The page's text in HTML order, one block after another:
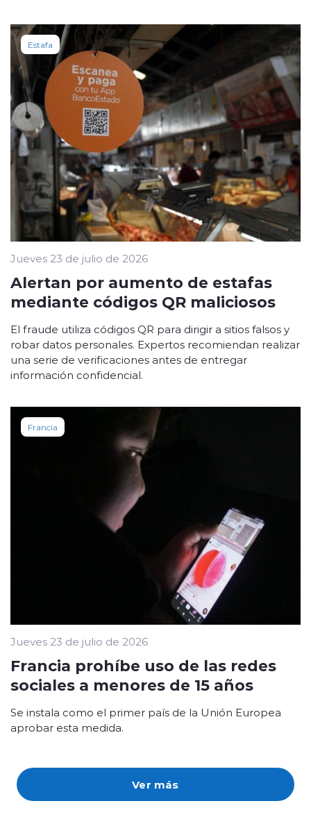
Ver más
Estafa
Jueves 23 de julio de 2026
Alertan por aumento de estafas
mediante códigos QR maliciosos
El fraude utiliza códigos QR para dirigir a sitios falsos y
robar datos personales. Expertos recomiendan realizar
una serie de verificaciones antes de entregar
información confidencial.
Francia
Jueves 23 de julio de 2026
Francia prohíbe uso de las redes
sociales a menores de 15 años
Se instala como el primer país de la Unión Europea
aprobar esta medida.